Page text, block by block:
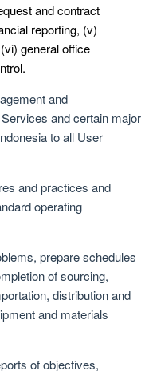
and contract
reporting, (v)
general office
and
and certain major
to all User
and practices and
operating
prepare schedules
of sourcing,
distribution and
and materials
of objectives,